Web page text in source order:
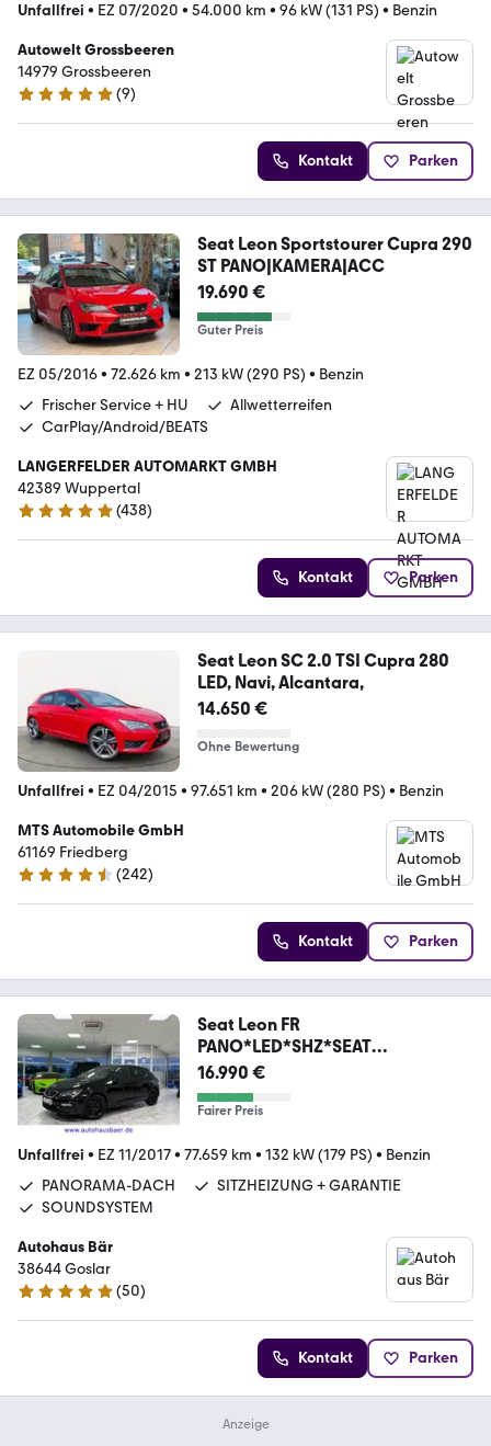
Unfallfrei • EZ 07/2020 • 54.000 km • 96 kW (131 PS) • Benzin
Autowelt Grossbeeren
14979 Grossbeeren
4.9 Sterne
(9)
Kontakt Parken
Seat Leon Sportstourer Cupra 290
ST PANO|KAMERA|ACC
19.690 €
Guter Preis
EZ 05/2016• 72.626 km • 213 kW (290 PS) • Benzin
Frischer Service + HU
Allwetterreifen
CarPlay/Android/BEATS
LANGERFELDER AUTOMARKT GMBH
42389 Wuppertal
4.9 Sterne
(438)
Kontakt Parken
Seat Leon SC 2.0 TSI Cupra 280
LED, Navi, Alcantara,
14.650 €
Ohne Bewertung
Unfallfrei • EZ 04/2015 • 97.651 km • 206 kW (280 PS) • Benzin
MTS Automobile GmbH
61169 Friedberg
4.7 Sterne
(242)
Kontakt Parken
Seat Leon FR
PANO*LED*SHZ*SEAT
SOUNDSYSTEM*GARANTIE
16.990 €
Fairer Preis
Unfallfrei • EZ 11/2017• 77.659 km • 132 kW (179 PS) • Benzin
PANORAMA-DACH
SITZHEIZUNG + GARANTIE
SOUNDSYSTEM
Autohaus Bär
38644 Goslar
4.9 Sterne
(50)
Kontakt Parken